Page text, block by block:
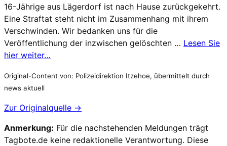
16-Jährige aus Lägerdorf ist nach Hause zurückgekehrt.
Eine Straftat steht nicht im Zusammenhang mit ihrem
Verschwinden. Wir bedanken uns für die
Veröffentlichung der inzwischen gelöschten … Lesen Sie
hier weiter…
Original-Content von: Polizeidirektion Itzehoe, übermittelt durch
news aktuell
Zur Originalquelle →
Anmerkung: Für die nachstehenden Meldungen trägt
Tagbote.de keine redaktionelle Verantwortung. Diese